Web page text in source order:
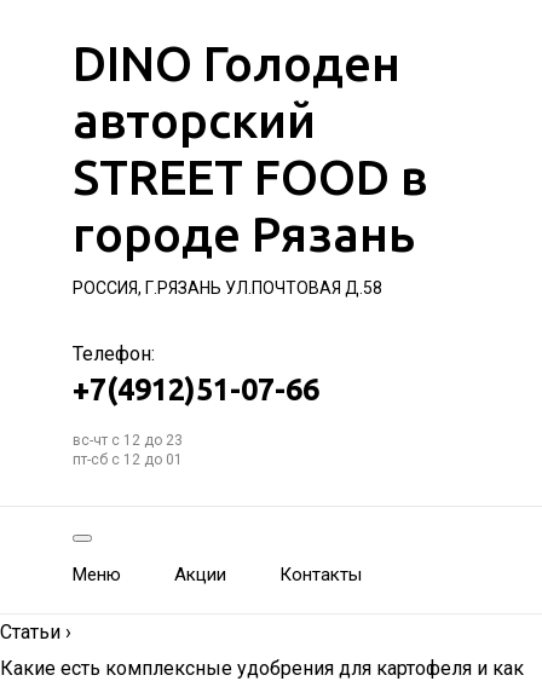
DINO Голоден
авторский
STREET FOOD в
городе Рязань
РОССИЯ, Г.РЯЗАНЬ УЛ.ПОЧТОВАЯ Д.58
Телефон:
+7(4912)51-07-66
вс-чт с 12 до 23
пт-сб с 12 до 01
Меню Акции Контакты
Статьи ›
Какие есть комплексные удобрения для картофеля и как